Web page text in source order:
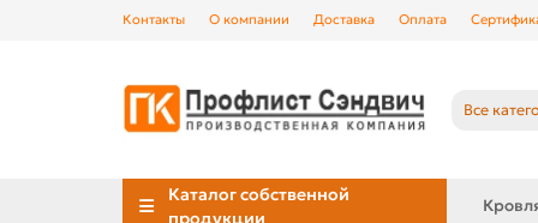
Контакты О компании Доставка Оплата
Все
Каталог собственной
продукции